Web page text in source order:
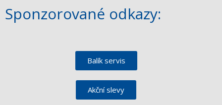
Sponzorované odkazy:
Balík servis
Akční slevy